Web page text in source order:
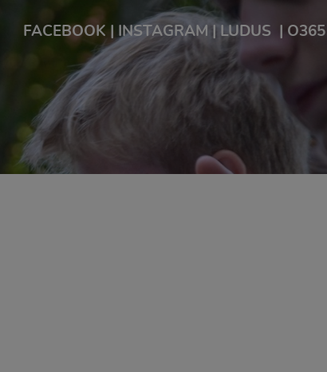
FACEBOOK INSTAGRAM LUDUS O365